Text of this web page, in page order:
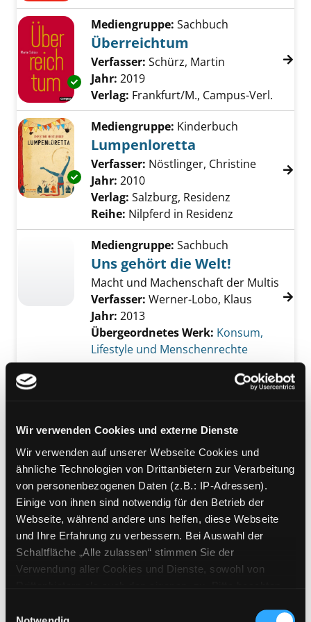
Wir verwenden Cookies und externe Dienste
Wir verwenden auf unserer Webseite Cookies und
ähnliche Technologien von Drittanbietern zur Verarbeitung
von personenbezogenen Daten (z.B.: IP-Adressen).
Einige von ihnen sind notwendig für den Betrieb der
Webseite, während andere uns helfen, diese Webseite
und Ihre Erfahrung zu verbessern. Bei Auswahl der
Schaltfläche „Alle zulassen“ stimmen Sie der
Verwendung aller Cookies und Dienste, sowohl von
Cookies von Drittanbietern, eine Verarbeitung in
Exemplar-Details von Überreichtum
Mediengruppe: Sachbuch
Überreichtum
Verfasser: Schürz, Martin Suche nach
Jahr: 2019
Verlag: Frankfurt/M., Campus-Verl.
Exemplar-Details von Lumpenloretta
Mediengruppe: Kinderbuch
Lumpenloretta
Verfasser: Nöstlinger, Christine Suche
Jahr: 2010
Verlag: Salzburg, Residenz
Reihe: Nilpferd in Residenz
Mediengruppe: Sachbuch
Uns gehört die Welt!
Macht und Machenschaft der Multis
Verfasser: Werner-Lobo, Klaus
Jahr: 2013
Übergeordnetes Werk: Konsum,
Lifestyle und Menschenrechte
Exemplar-Details von Armut? anzeigen
Verfasser:Koch, AndreasSuche nach
Jahr:2022
Verlag:München, UVK Verlag
Reihe:Utb; 5554, Frag doch einfach!
Mediengruppe:Belletristik
Uns gehört die Welt!
Macht und Machenschaft der Multis
Verfasser:Werner-Lobo, Klaus